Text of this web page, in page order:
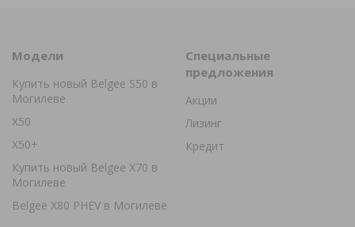
Модели
Купить новый Belgee S50 в
Могилеве
X50
X50+
Купить новый Belgee X70 в
Могилеве
Belgee X80 PHEV в Могилеве
Специальные
предложения
Акции
Лизинг
Кредит